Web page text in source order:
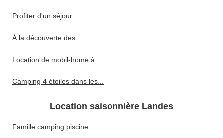
Profiter d'un séjour...
À la découverte des...
Location de mobil-home à...
Camping 4 étoiles dans les...
Location saisonnière Landes
Famille camping piscine...